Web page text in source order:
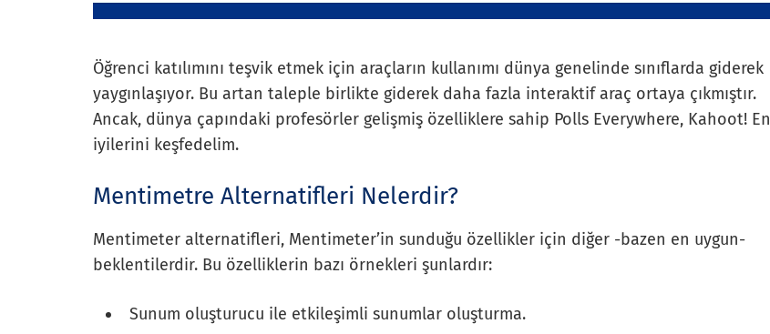
Öğrenci katılımını teşvik etmek için araçların kullanımı dünya genelinde sınıflarda giderek
yaygınlaşıyor. Bu artan taleple birlikte giderek daha fazla interaktif araç ortaya çıkmıştır.
Ancak, dünya çapındaki profesörler gelişmiş özelliklere sahip Polls Everywhere, Kahoot! En
iyilerini keşfedelim.
Mentimetre Alternatifleri Nelerdir?
Mentimeter alternatifleri, Mentimeter’in sunduğu özellikler için diğer -bazen en uygun-
beklentilerdir. Bu özelliklerin bazı örnekleri şunlardır:
Sunum oluşturucu ile etkileşimli sunumlar oluşturma.